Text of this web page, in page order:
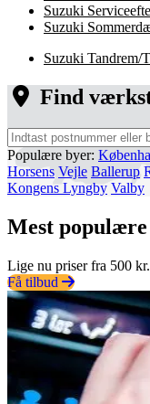
Suzuki
Suzuki
Suzuki Tandrem/
Find
Populære byer:
Horsens Vejle Ballerup
Kongens Lyngby Valby
Mest
Lige nu priser fra 500
Få tilbud